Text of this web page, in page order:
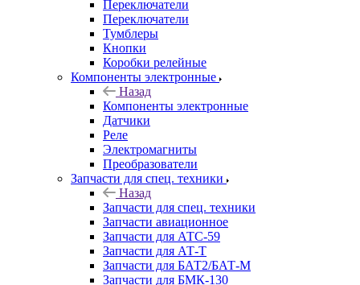
Переключатели
Переключатели
Тумблеры
Кнопки
Коробки релейные
Компоненты электронные
Назад
Компоненты электронные
Датчики
Реле
Электромагниты
Преобразователи
Запчасти для спец. техники
Назад
Запчасти для спец. техники
Запчасти авиационное
Запчасти для АТС-59
Запчасти для АТ-Т
Запчасти для БАТ2/БАТ-М
Запчасти для БМК-130